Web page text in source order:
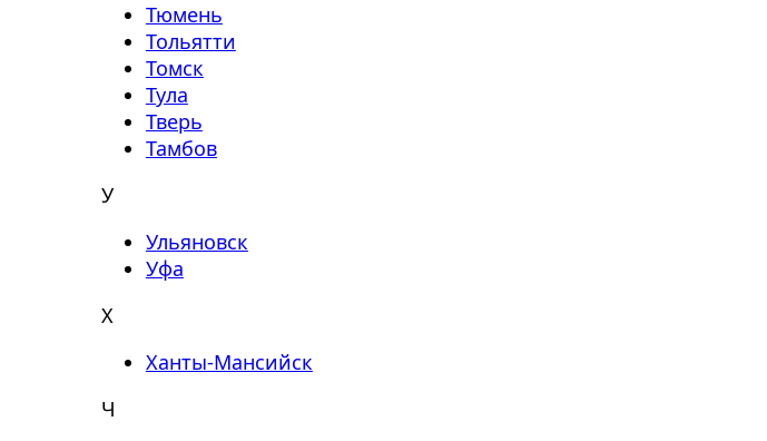
Тюмень
Тольятти
Томск
Тула
Тверь
Тамбов
У
Ульяновск
Уфа
Х
Ханты-Мансийск
Ч